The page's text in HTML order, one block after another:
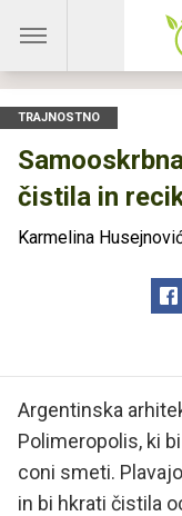
TRAJNOSTNO
čistila in
Karmelina
Argentinska
Polimeropolis, ki
coni smeti.
in bi hkrati čistila